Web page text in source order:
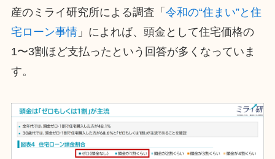
産のミライ研究所による調査「 令和の“住まい”と住
宅ローン事情」によれば、頭金として住宅価格の
1〜3割ほど支払ったという回答が多くなっていま
す。